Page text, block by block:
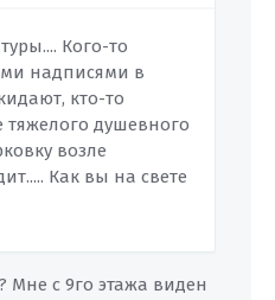
Кого-то
надписями в
кто-то
тяжелого душевного
возле
Как вы на свете
с 9го этажа виден